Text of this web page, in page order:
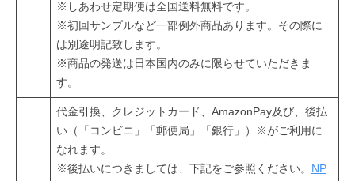
す
※しあわせ定期便は全国送料無料です。
※初回サンプルなど一部例外商品あります。その際に
は別途明記致します。
※商品の発送は日本国内のみに限らせていただきま
す。
代金引換、クレジットカード、AmazonPay及び、後払
い（「コンビニ」「郵便局」「銀行」）※がご利用に
なれます。
※後払いにつきましては、下記をご参照ください。
NP